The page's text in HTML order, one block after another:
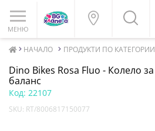
МЕНЮ
НАЧАЛО ПРОДУКТИ ПО КАТЕГОРИИ
Dino Bikes Rosa Fluo - Колело за
баланс
Код: 22107
SKU: RT/8006817150077